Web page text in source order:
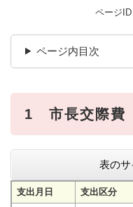
ページ
ページ内目次
1 市長交際費
表のサ
支出月日 支出区分